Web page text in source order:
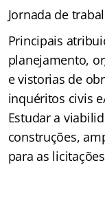
Jornada de
Principais
planejamento,
e vistorias de
inquéritos civis
Estudar a
construções,
para as